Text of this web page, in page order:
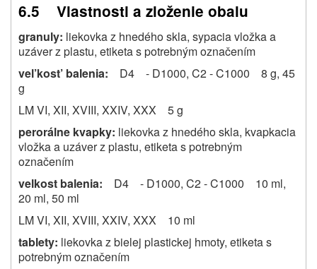
6.5 Vlastnosti a zloženie obalu
granuly: liekovka z hnedého skla, sypacia vložka a
uzáver z plastu, etiketa s potrebným označením
vel’kost’ balenia: D4 - D1000, C2 - C1000 8 g, 45
g
LM VI, XII, XVIII, XXIV, XXX 5 g
perorálne kvapky: liekovka z hnedého skla, kvapkacia
vložka a uzáver z plastu, etiketa s potrebným
označením
velkost balenia: D4 - D1000, C2 - C1000 10 ml,
20 ml, 50 ml
LM VI, XII, XVIII, XXIV, XXX 10 ml
tablety: liekovka z bielej plastickej hmoty, etiketa s
potrebným označením